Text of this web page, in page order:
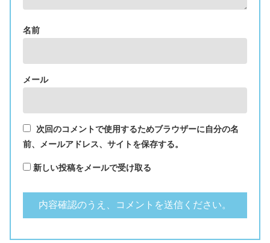
名前
メール
次回のコメントで使用するためブラウザーに自分の名
前、メールアドレス、サイトを保存する。
新しい投稿をメールで受け取る